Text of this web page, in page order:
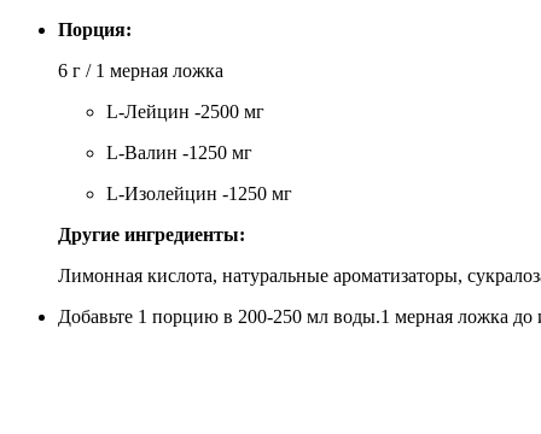
Порция:
6 г / 1 мерная ложка
L-Лейцин -2500 мг
L-Валин -1250 мг
L-Изолейцин -1250 мг
Другие ингредиенты:
Лимонная кислота, натуральные ароматизаторы,
Добавьте 1 порцию в 200-250 мл воды.1 мерная ложка